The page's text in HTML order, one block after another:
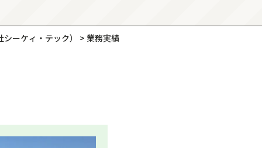
ーケィ・テック） > 業務実績